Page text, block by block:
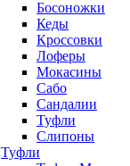
Босоножки
Кеды
Кроссовки
Лоферы
Мокасины
Сабо
Сандалии
Туфли
Слипоны
Туфли